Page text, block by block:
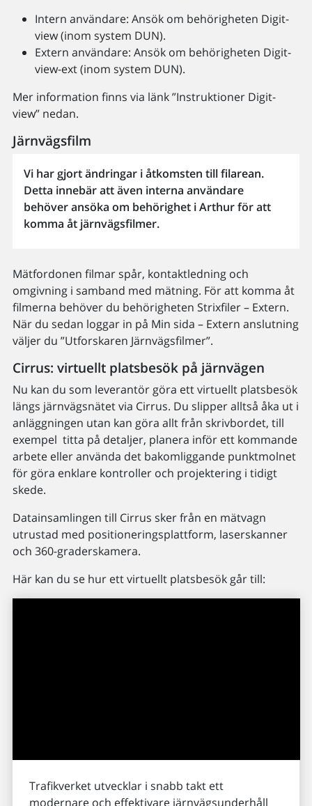
Intern användare: Ansök om behörigheten Digit-
view (inom system DUN).
Extern användare: Ansök om behörigheten Digit-
view-ext (inom system DUN).
Mer information finns via länk ”Instruktioner Digit-
view” nedan.
Järnvägsfilm
Vi har gjort ändringar i åtkomsten till filarean.
Detta innebär att även interna användare
behöver ansöka om behörighet i Arthur för att
komma åt järnvägsfilmer.
Mätfordonen filmar spår, kontaktledning och
omgivning i samband med mätning. För att komma åt
filmerna behöver du behörigheten Strixfiler – Extern.
När du sedan loggar in på Min sida – Extern anslutning
väljer du ”Utforskaren Järnvägsfilmer”.
Cirrus: virtuellt platsbesök på järnvägen
Nu kan du som leverantör göra ett virtuellt platsbesök
längs järnvägsnätet via Cirrus. Du slipper alltså åka ut i
anläggningen utan kan göra allt från skrivbordet, till
exempel titta på detaljer, planera inför ett kommande
arbete eller använda det bakomliggande punktmolnet
för göra enklare kontroller och projektering i tidigt
skede.
Datainsamlingen till Cirrus sker från en mätvagn
utrustad med positioneringsplattform, laserskanner
och 360-graderskamera.
Här kan du se hur ett virtuellt platsbesök går till:
Trafikverket utvecklar i snabb takt ett
modernare och effektivare järnvägsunderhåll